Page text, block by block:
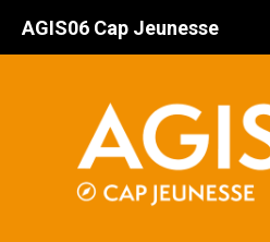
AGIS06 Cap Jeunesse